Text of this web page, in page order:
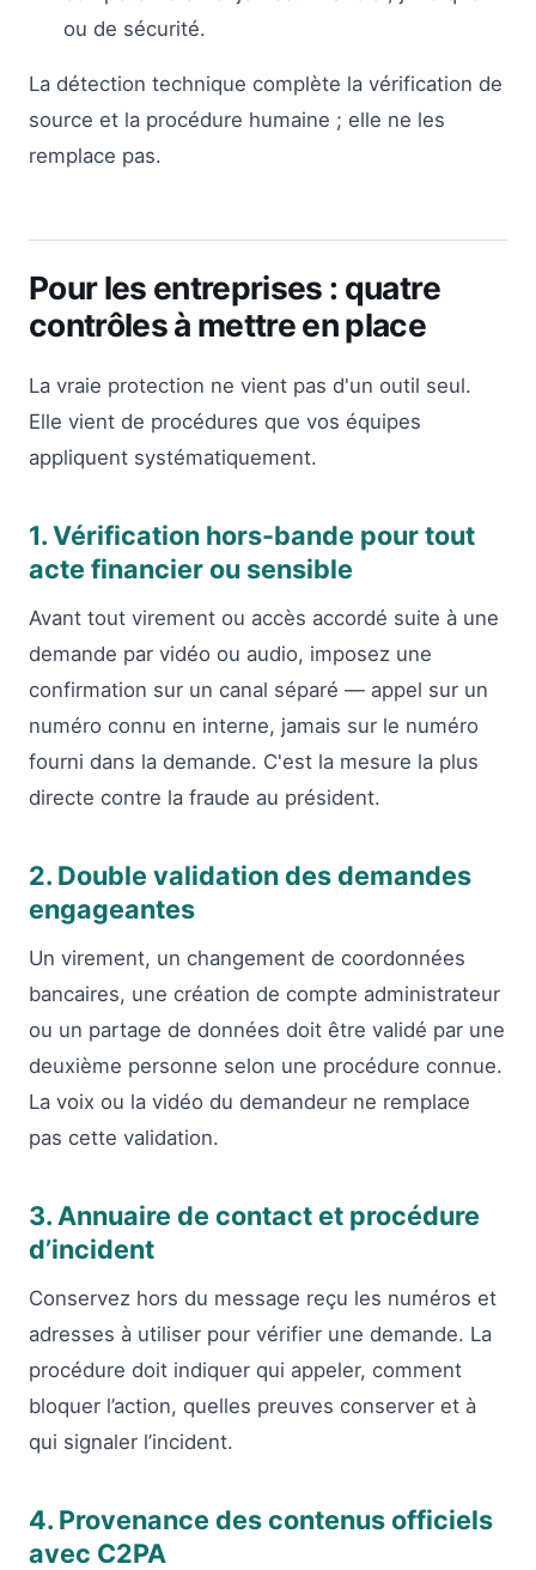
ou de sécurité.
La détection technique complète la vérification de
source et la procédure humaine ; elle ne les
remplace pas.
Pour les entreprises : quatre
contrôles à mettre en place
La vraie protection ne vient pas d'un outil seul.
Elle vient de procédures que vos équipes
appliquent systématiquement.
1. Vérification hors-bande pour tout
acte financier ou sensible
Avant tout virement ou accès accordé suite à une
demande par vidéo ou audio, imposez une
confirmation sur un canal séparé — appel sur un
numéro connu en interne, jamais sur le numéro
fourni dans la demande. C'est la mesure la plus
directe contre la fraude au président.
2. Double validation des demandes
engageantes
Un virement, un changement de coordonnées
bancaires, une création de compte administrateur
ou un partage de données doit être validé par une
deuxième personne selon une procédure connue.
La voix ou la vidéo du demandeur ne remplace
pas cette validation.
3. Annuaire de contact et procédure
d’incident
Conservez hors du message reçu les numéros et
adresses à utiliser pour vérifier une demande. La
procédure doit indiquer qui appeler, comment
bloquer l’action, quelles preuves conserver et à
qui signaler l’incident.
4. Provenance des contenus officiels
avec C2PA